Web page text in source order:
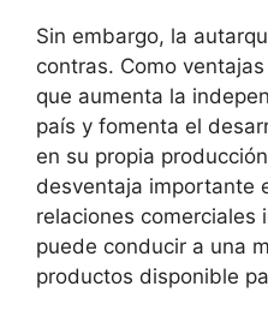
Sin embargo, la
contras. Como
que aumenta la
país y fomenta el
en su propia
desventaja importante
relaciones comerciales
puede conducir a una
productos disponible